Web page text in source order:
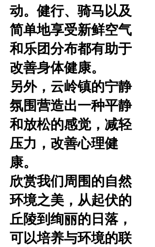
动。健行、骑马以及
简单地享受新鲜空气
和乐团分布都有助于
改善身体健康。
另外，云岭镇的宁静
氛围营造出一种平静
和放松的感觉，减轻
压力，改善心理健
康。
欣赏我们周围的自然
环境之美，从起伏的
丘陵到绚丽的日落，
可以培养与环境的联